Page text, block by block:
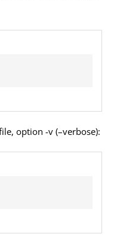
option -v (–verbose):